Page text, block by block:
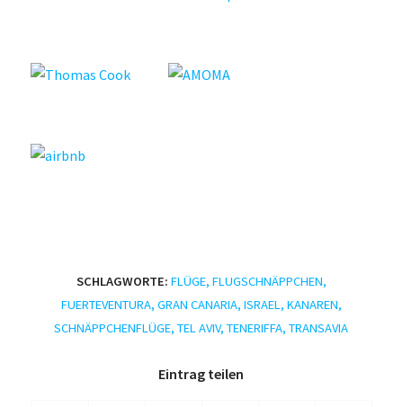
SCHLAGWORTE: FLÜGE, FLUGSCHNÄPPCHEN,
FUERTEVENTURA, GRAN CANARIA, ISRAEL, KANAREN,
SCHNÄPPCHENFLÜGE,TEL AVIV,TENERIFFA,TRANSAVIA
Eintrag teilen